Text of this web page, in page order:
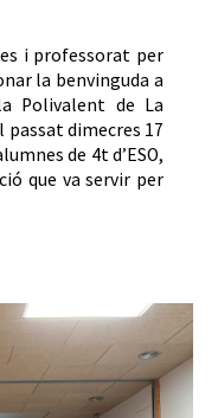
i professorat per
la benvinguda a
Polivalent de La
passat dimecres 17
de 4t d’ESO,
que va servir per